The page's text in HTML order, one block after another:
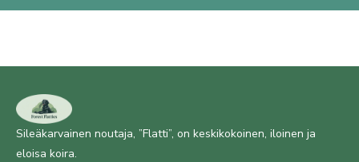
Sileäkarvainen noutaja, ”Flatti”, on keskikokoinen, iloinen ja
eloisa koira.